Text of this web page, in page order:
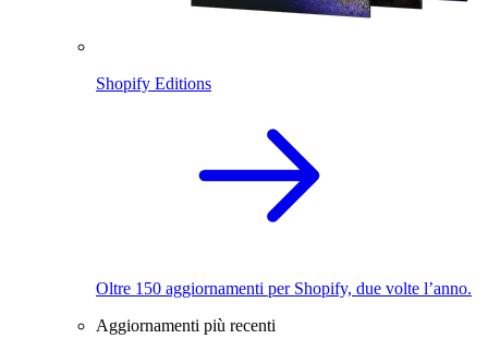
Shopify Editions
Oltre 150 aggiornamenti per Shopify, due volte l’anno.
Aggiornamenti più recenti